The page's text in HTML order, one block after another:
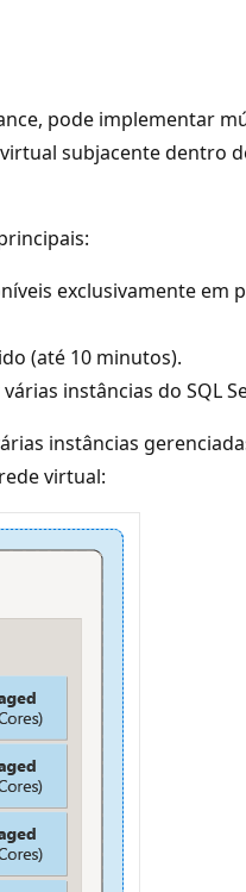
pode implementar
subjacente dentro
exclusivamente em
(até 10 minutos).
instâncias do SQL
instâncias
virtual: